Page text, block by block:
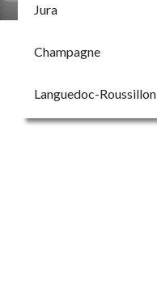
Jura
Champagne
Languedoc-Roussillon